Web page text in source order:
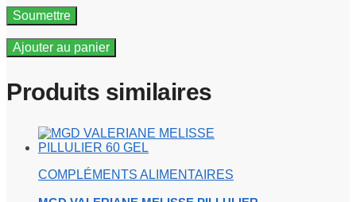
Ajouter au panier
Produits similaires
COMPLÉMENTS ALIMENTAIRES